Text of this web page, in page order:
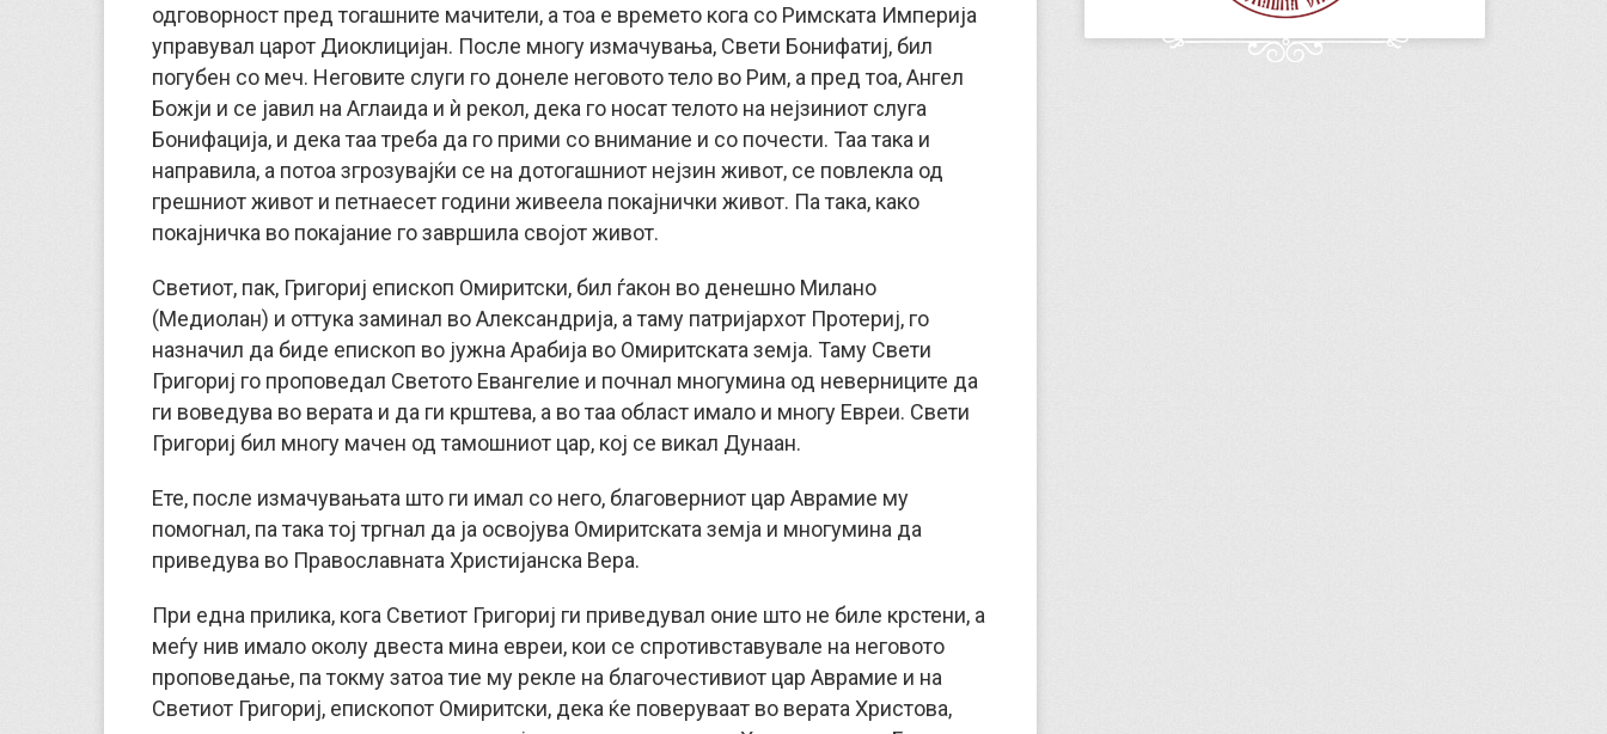
одговорност пред тогашните мачители, а тоа е времето кога со Римската Империја
управувал царот Диоклицијан. После многу измачувања, Свети Бонифатиј, бил
погубен со меч. Неговите слуги го донеле неговото тело во Рим, а пред тоа, Ангел
Божји и се јавил на Аглаида и ѝ рекол, дека го носат телото на нејзиниот слуга
Бонифација, и дека таа треба да го прими со внимание и со почести. Таа така и
направила, а потоа згрозувајќи се на дотогашниот нејзин живот, се повлекла од
грешниот живот и петнаесет години живеела покајнички живот. Па така, како
покајничка во покајание го завршила својот живот.
Светиот, пак, Григориј епископ Омиритски, бил ѓакон во денешно Милано
(Медиолан) и оттука заминал во Александрија, а таму патријархот Протериј, го
назначил да биде епископ во јужна Арабија во Омиритската земја. Таму Свети
Григориј го проповедал Светото Евангелие и почнал многумина од неверниците да
ги воведува во верата и да ги крштева, а во таа област имало и многу Евреи. Свети
Григориј бил многу мачен од тамошниот цар, кој се викал Дунаан.
Ете, после измачувањата што ги имал со него, благоверниот цар Аврамие му
помогнал, па така тој тргнал да ја освојува Омиритската земја и многумина да
приведува во Православната Христијанска Вера.
При една прилика, кога Светиот Григориј ги приведувал оние што не биле крстени, а
меѓу нив имало околу двеста мина евреи, кои се спротивставувале на неговото
проповедање, па токму затоа тие му рекле на благочестивиот цар Аврамие и на
Светиот Григориј, епископот Омиритски, дека ќе поверуваат во верата Христова,